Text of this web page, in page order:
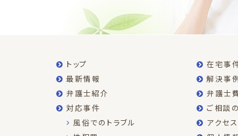
トップ
最新情報
弁護士紹介
対応事件
風俗でのトラブル
在宅事
解決事
弁護士
ご相談
アクセス